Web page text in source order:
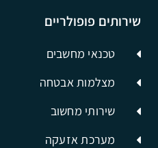
שירותים פופולריים
טכנאי מחשבים
מצלמות אבטחה
שירותי מחשוב
מערכת אזעקה